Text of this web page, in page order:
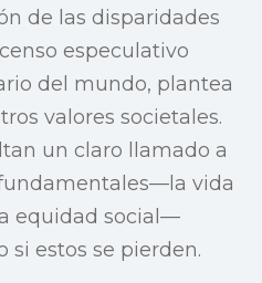
de las disparidades
especulativo
del mundo, plantea
valores societales.
un claro llamado a
vida
equidad social—
estos se pierden.